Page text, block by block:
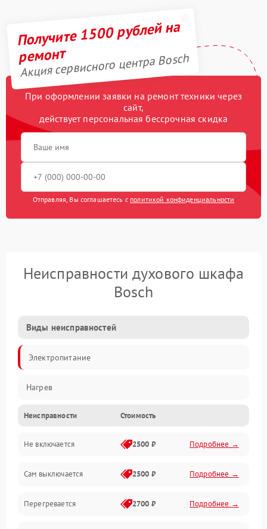
Получите 1500 рублей на
ремонт
Акция сервисного центра Bosch
При оформлении заявки на ремонт техники через
сайт,
действует персональная бессрочная скидка
Отправляя, Вы соглашаетесь с политикой конфиденциальности
Неисправности духового шкафа
Bosch
Виды неисправностей
Электропитание
Нагрев
Неисправности Стоимость
Не включается 2500 ₽ Подробнее →
Сам выключается 2500 ₽ Подробнее →
Перегревается 2700 ₽ Подробнее →